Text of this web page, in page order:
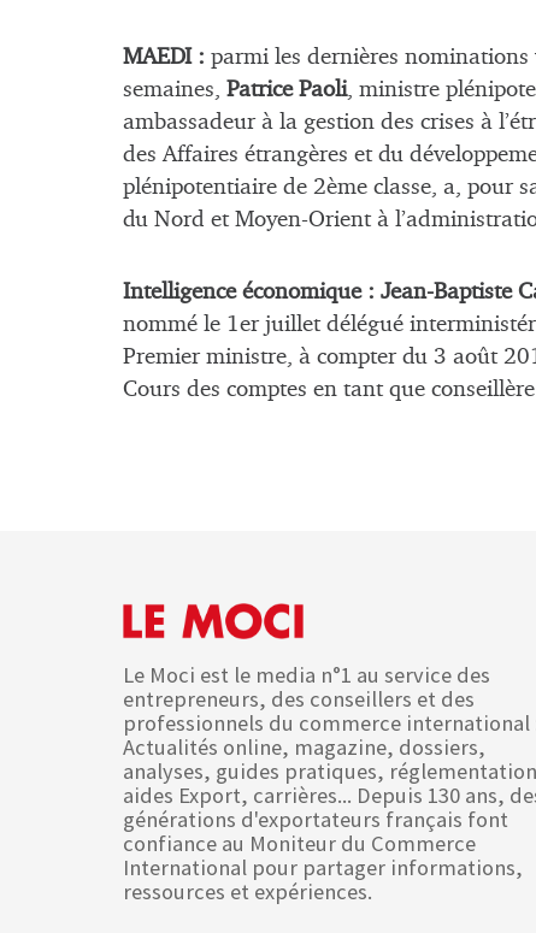
MAEDI : parmi les dernières nominations
semaines, Patrice Paoli, ministre
ambassadeur à la gestion des crises à
des Affaires étrangères et du
plénipotentiaire de 2ème classe, a, pour
du Nord et Moyen-Orient à
Intelligence économique : Jean-Baptiste
nommé le 1er juillet délégué
Premier ministre, à compter du 3 août
Cours des comptes en tant que
Le Moci est le media n°1 au service des
entrepreneurs, des conseillers et des
professionnels du commerce international
Actualités online, magazine, dossiers,
analyses, guides pratiques,
aides Export, carrières... Depuis 130 ans,
générations d'exportateurs français font
confiance au Moniteur du Commerce
International pour partager informations,
ressources et expériences.